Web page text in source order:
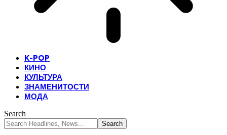
K-POP
КИНО
КУЛЬТУРА
ЗНАМЕНИТОСТИ
МОДА
Search